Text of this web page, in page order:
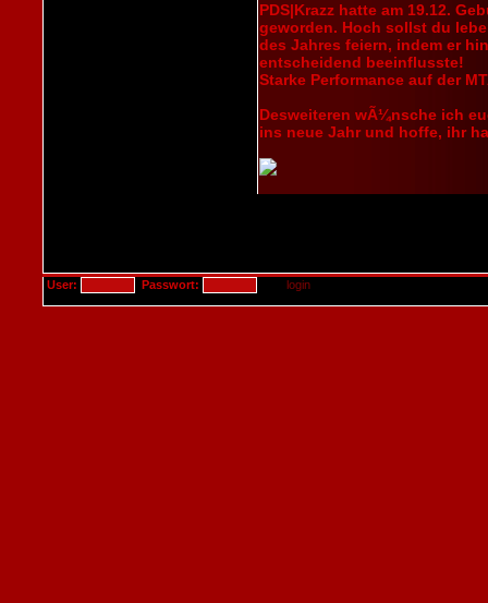
PDS|Krazz hatte am 19.12.
geworden. Hoch sollst du
des Jahres feiern, indem er
entscheidend beeinflusste!
Starke Performance auf der
Desweiteren wÃ¼nsche ich
ins neue Jahr und hoffe, ihr
User: Passwort: